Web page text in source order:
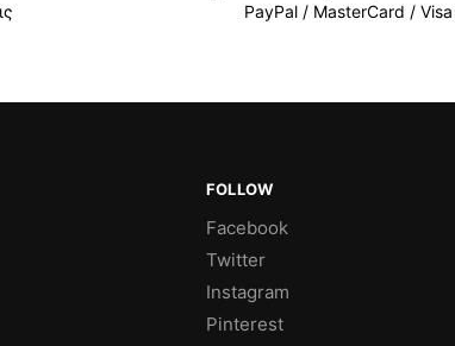
PayPal / MasterCard / Visa
FOLLOW
Facebook
Twitter
Instagram
Pinterest